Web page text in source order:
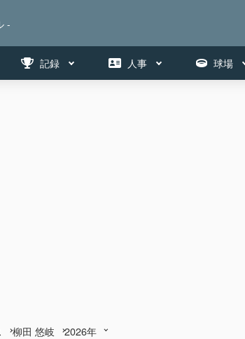
-
記録 人事 球場
柳田 悠岐 2026年